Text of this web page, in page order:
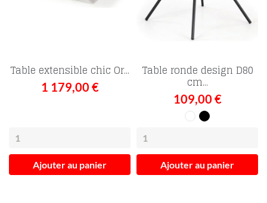
Table extensible chic Or...
1 179,00 €
Ajouter au panier
Table ronde design D80
cm...
109,00 €
BlancNoir
Ajouter au panier